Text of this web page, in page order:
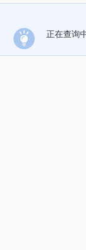
正在查询